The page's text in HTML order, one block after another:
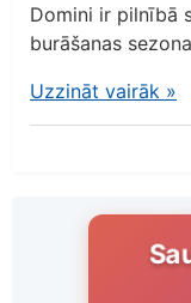
Domini ir pilnībā
burāšanas
Uzzināt vairāk »